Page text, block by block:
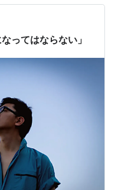
ね。 神道系裏側の持
事者以外にはわから
護霊が泣いとるのに
ってはならない」